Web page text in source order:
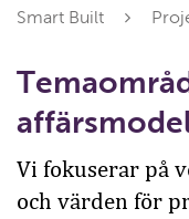
Smart Built
Vi fokuserar på
och värden för